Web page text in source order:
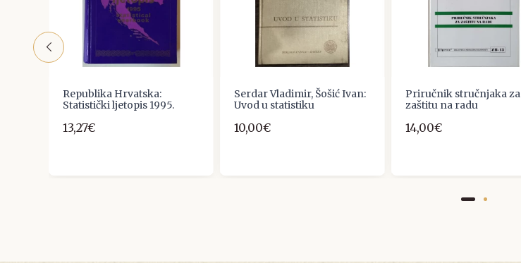
Republika Hrvatska:
Statistički ljetopis 1995.
13,27€
Serdar Vladimir, Šošić Ivan:
Uvod u statistiku
10,00€
Priručnik stručnjaka za
zaštitu na radu
14,00€